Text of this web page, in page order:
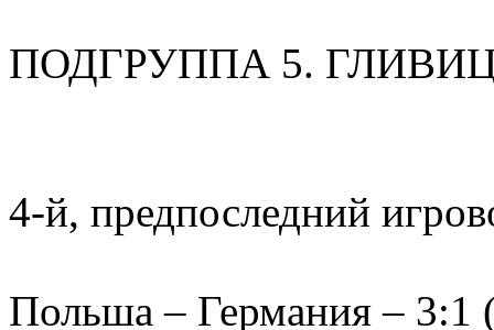
ПОДГРУППА 5.
4-й, предпоследний
Польша – Германия – 3:1